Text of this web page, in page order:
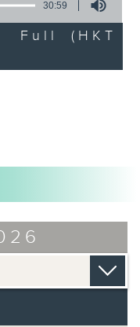
30:59
Full (HKT